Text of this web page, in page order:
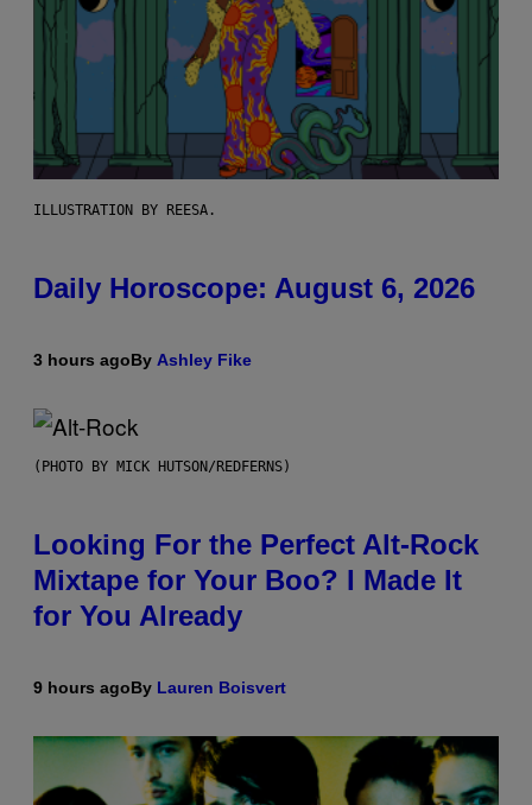
ILLUSTRATION BY REESA.
Daily Horoscope: August 6, 2026
3 hours agoBy Ashley Fike
(PHOTO BY MICK HUTSON/REDFERNS)
Looking For the Perfect Alt-Rock
Mixtape for Your Boo? I Made It
for You Already
9 hours agoBy Lauren Boisvert